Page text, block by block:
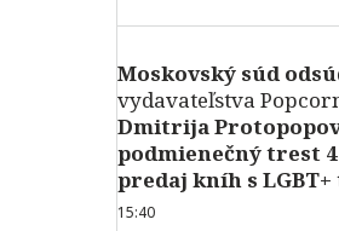
Moskovský súd
vydavateľstva
Dmitrija
podmienečný trest
predaj kníh s
15:40